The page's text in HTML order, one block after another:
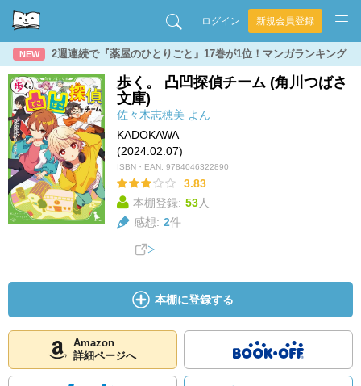
ログイン 新規会員登録
NEW 2週連続で『薬屋のひとりごと』17巻が1位！マンガランキング
歩く。 凸凹探偵チーム (角川つばさ
文庫)
佐々木志穂美 よん
KADOKAWA
(2024.02.07)
ISBN・EAN: 9784046322890
3.83
本棚登録: 53人
感想: 2件
本棚に登録する
Amazon
詳細ページへ